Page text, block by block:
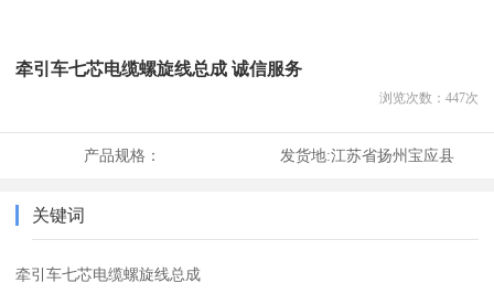
牵引车七芯电缆螺旋线总成 诚信服务
浏览次数： 447次
产品规格： 发货地:江苏省扬州宝应县
关键词
牵引车七芯电缆螺旋线总成